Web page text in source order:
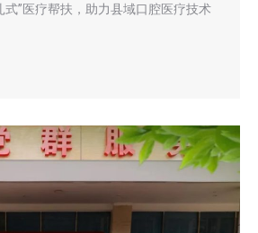
式”医疗帮扶，助力县域口腔医疗技术